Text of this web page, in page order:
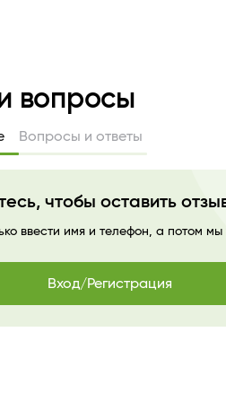
вопросы
Вопросы и ответы
чтобы оставить
ввести имя и телефон, а потом
Вход/Регистрация